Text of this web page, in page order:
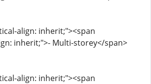
align: inherit;"><span
inherit;">- Multi-storey</span>
align: inherit;"><span